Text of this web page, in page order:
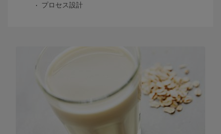
プロセス設計